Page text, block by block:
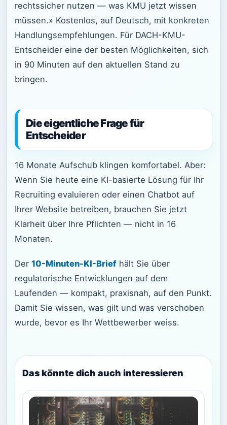
rechtssicher nutzen — was KMU jetzt wissen
müssen.» Kostenlos, auf Deutsch, mit konkreten
Handlungsempfehlungen. Für DACH-KMU-
Entscheider eine der besten Möglichkeiten, sich
in 90 Minuten auf den aktuellen Stand zu
bringen.
Die eigentliche Frage für
Entscheider
16 Monate Aufschub klingen komfortabel. Aber:
Wenn Sie heute eine KI-basierte Lösung für Ihr
Recruiting evaluieren oder einen Chatbot auf
Ihrer Website betreiben, brauchen Sie jetzt
Klarheit über Ihre Pflichten — nicht in 16
Monaten.
Der 10-Minuten-KI-Brief hält Sie über
regulatorische Entwicklungen auf dem
Laufenden — kompakt, praxisnah, auf den Punkt.
Damit Sie wissen, was gilt und was verschoben
wurde, bevor es Ihr Wettbewerber weiss.
Das könnte dich auch interessieren